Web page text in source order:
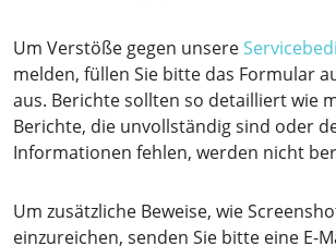
Um Verstöße gegen unsere
melden, füllen Sie bitte das Formular
aus. Berichte sollten so detailliert wie
Berichte, die unvollständig sind oder
Informationen fehlen, werden nicht
Um zusätzliche Beweise, wie
einzureichen, senden Sie bitte eine E-